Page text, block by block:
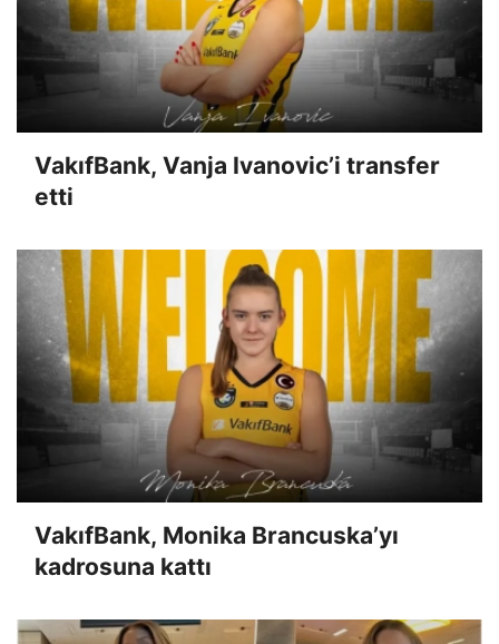
VakıfBank, Vanja Ivanovic’i transfer
etti
VakıfBank, Monika Brancuska’yı
kadrosuna kattı